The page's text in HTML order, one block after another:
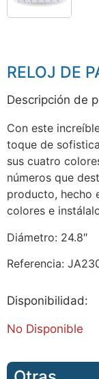
RELOJ DE
Descripción de
Con este
toque de
sus cuatro
números que
producto, hecho
colores e
Diámetro: 24.8″
Referencia:
Disponibilidad:
No Disponible